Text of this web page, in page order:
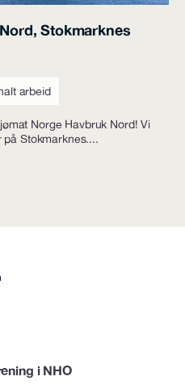
Stokmarknes
arbeid
Norge Havbruk Nord! Vi
på Stokmarknes....
i NHO